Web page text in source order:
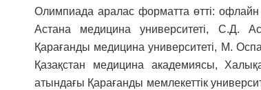
Олимпиада аралас форматта өтті:
Астана медицина университеті, С.Д.
Қарағанды ​​медицина университеті, М.
Қазақстан медицина академиясы,
атындағы Қарағанды ​​мемлекеттік